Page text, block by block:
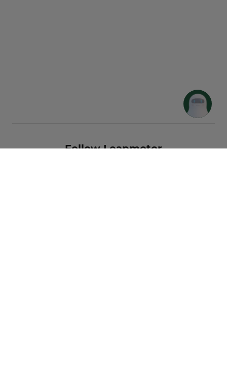
Follow Leapmotor